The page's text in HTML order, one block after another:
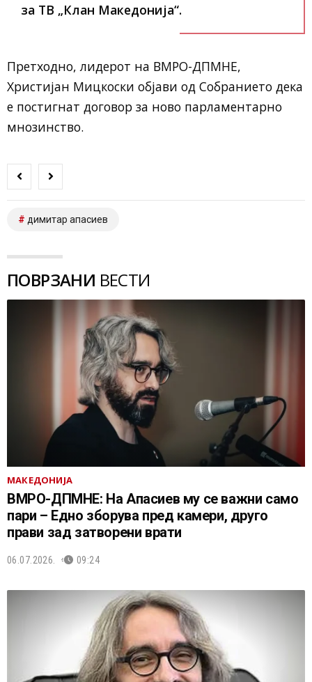
за ТВ „Клан Македонија“.
Претходно, лидерот на ВМРО-ДПМНЕ,
Христијан Мицкоски објави од Собранието дека
е постигнат договор за ново парламентарно
мнозинство.
димитар апасиев
ПОВРЗАНИ ВЕСТИ
МАКЕДОНИЈА
ВМРО-ДПМНЕ: На Апасиев му се важни само
пари – Едно зборува пред камери, друго
прави зад затворени врати
06.07.2026. 09:24